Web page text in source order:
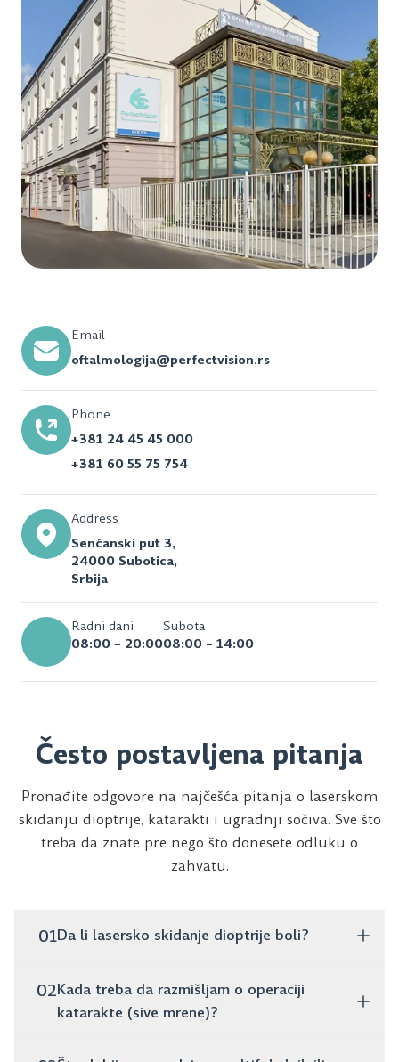
Email
oftalmologija@perfectvision.rs
Phone
+381 24 45 45 000
+381 60 55 75 754
Address
Senćanski put 3,
24000 Subotica,
Srbija
Radni dani
08:00 – 20:00
Subota
08:00 – 14:00
Često postavljena pitanja
Pronađite odgovore na najčešća pitanja o laserskom
skidanju dioptrije, katarakti i ugradnji sočiva. Sve što
treba da znate pre nego što donesete odluku o
zahvatu.
01Da li lasersko skidanje dioptrije boli?
Ne, zahvat je potpuno bezbolan. Traje svega nekoliko
minuta, a već sutradan možeš normalno da
02Kada treba da razmišljam o operaciji
katarakte (sive mrene)?